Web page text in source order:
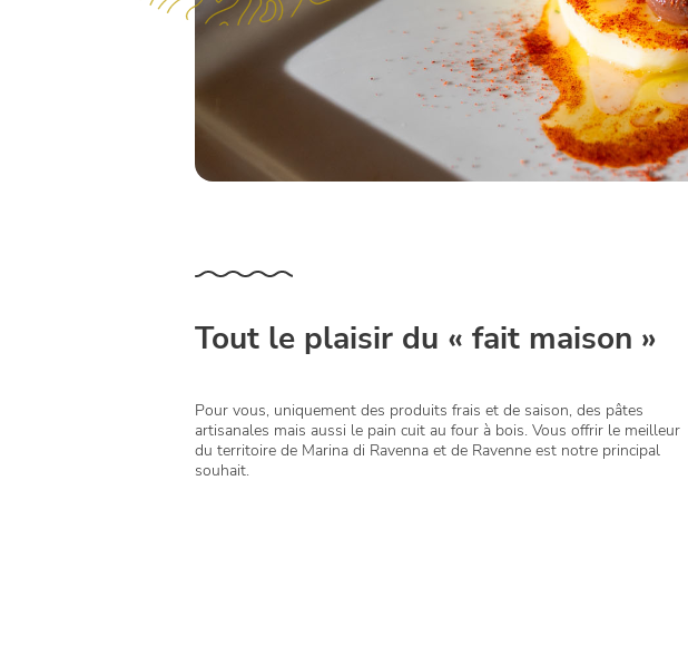
Tout le plaisir du « fait maison »
Pour vous, uniquement des produits frais et de saison, des pâtes
artisanales mais aussi le pain cuit au four à bois. Vous offrir le meilleur
du territoire de Marina di Ravenna et de Ravenne est notre principal
souhait.